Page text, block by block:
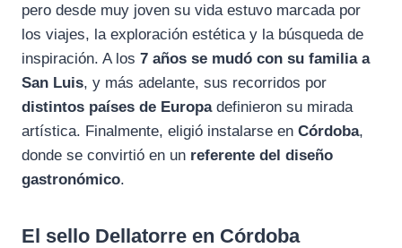
e
b
k
e
g
m
t
s
p
p
pero desde muy joven su vida estuvo marcada por
los viajes, la exploración estética y la búsqueda de
inspiración. A los 7 años se mudó con su familia a
San Luis, y más adelante, sus recorridos por
distintos países de Europadefinieron su mirada
artística. Finalmente, eligió instalarse en Córdoba,
donde se convirtió en un referente del diseño
gastronómico.
El sello Dellatorre en Córdoba